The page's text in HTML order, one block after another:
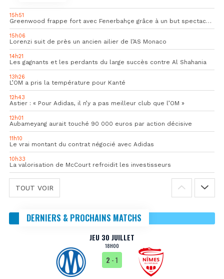
15h51
Greenwood frappe fort avec Fenerbahçe grâce à un but spectaculaire
15h06
Lorenzi suit de près un ancien ailier de l’AS Monaco
14h21
Les gagnants et les perdants du large succès contre Al Shahania
13h26
L’OM a pris la température pour Kanté
12h43
Astier : « Pour Adidas, il n’y a pas meilleur club que l’OM »
12h01
Aubameyang aurait touché 90 000 euros par action décisive
11h10
Le vrai montant du contrat négocié avec Adidas
10h33
La valorisation de McCourt refroidit les investisseurs
TOUT VOIR
DERNIERS & PROCHAINS MATCHS
JEU 30 JUILLET
18H00
2 - 1